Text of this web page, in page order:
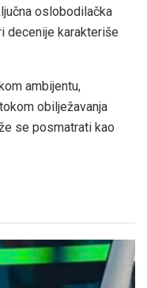
oslobodilačka
decenije karakteriše
ambijentu,
obilježavanja
se posmatrati kao